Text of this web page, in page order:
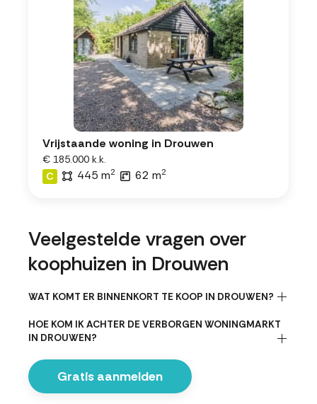
Vrijstaande woning in Drouwen
€ 185.000 k.k.
C
445 m2 62 m2
Veelgestelde vragen over
koophuizen in Drouwen
WAT KOMT ER BINNENKORT TE KOOP IN DROUWEN?
HOE KOM IK ACHTER DE VERBORGEN WONINGMARKT
IN DROUWEN?
Gratis aanmelden